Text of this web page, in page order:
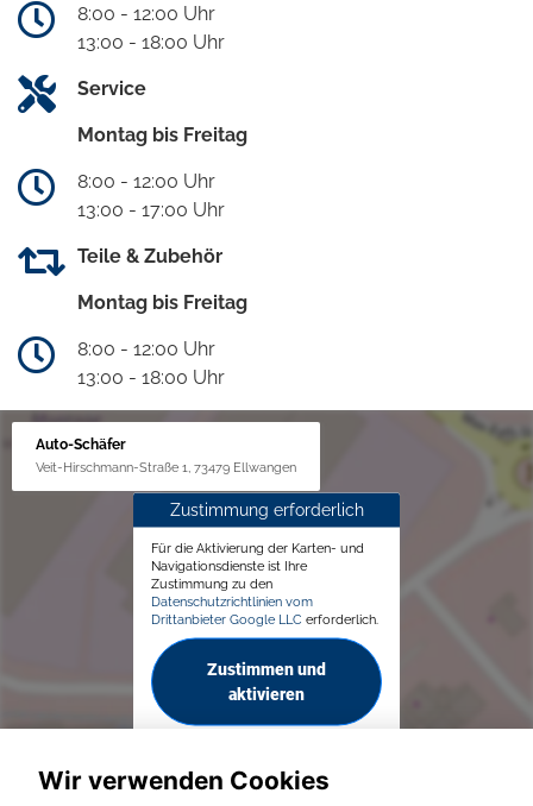
8:00 - 12:00 Uhr
13:00 - 18:00 Uhr
Service
Montag bis Freitag
8:00 - 12:00 Uhr
13:00 - 17:00 Uhr
Teile & Zubehör
Montag bis Freitag
8:00 - 12:00 Uhr
13:00 - 18:00 Uhr
Auto-Schäfer
Veit-Hirschmann-Straße 1, 73479 Ellwangen
Zustimmung erforderlich
Für die Aktivierung der Karten- und
Navigationsdienste ist Ihre
Zustimmung zu den
Datenschutzrichtlinien vom
Drittanbieter Google LLC erforderlich.
Zustimmen und
aktivieren
Wir verwenden Cookies